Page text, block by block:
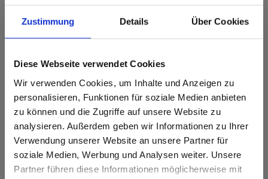
Zustimmung Details Über Cookies
Diese Webseite verwendet Cookies
Wir verwenden Cookies, um Inhalte und Anzeigen zu
personalisieren, Funktionen für soziale Medien anbieten
zu können und die Zugriffe auf unsere Website zu
analysieren. Außerdem geben wir Informationen zu Ihrer
Verwendung unserer Website an unsere Partner für
soziale Medien, Werbung und Analysen weiter. Unsere
Partner führen diese Informationen möglicherweise mit
0606 Arctic White FH Fin martelé
Ce décor ne présente pas de sens de fil.
Code RAL le plus proche: 9003
Une comparaison des couleurs avec l'échantillon original est
toujours nécessaire!
Caractéristiques du produit
Durable Facile à nettoyer